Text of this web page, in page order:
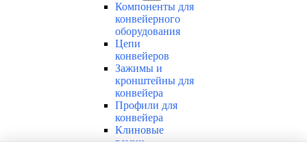
Компоненты для
конвейерного
оборудования
Цепи
конвейеров
Зажимы и
кронштейны для
конвейера
Профили для
конвейера
Клиновые
ремни